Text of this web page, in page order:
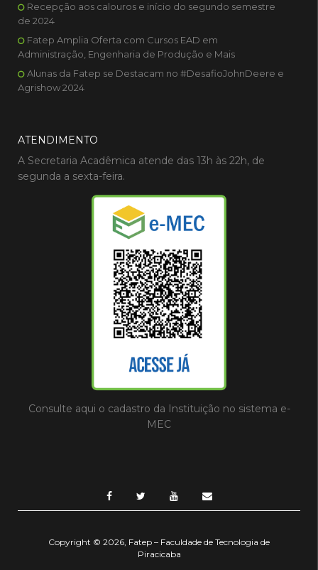
Recepção aos calouros e início do segundo semestre
de 2024
Fatep Amplia Oferta com Cursos EAD em
Administração, Engenharia de Produção e Mais
Alunas da Fatep se Destacam no #DesafioJohnDeere e
Agrishow 2024
ATENDIMENTO
A Secretaria Acadêmica atende das 13h às 22h, de
segunda a sexta-feira.
Consulte aqui o cadastro da Instituição no sistema e-
MEC
Copyright © 2026, Fatep – Faculdade de Tecnologia de
Piracicaba